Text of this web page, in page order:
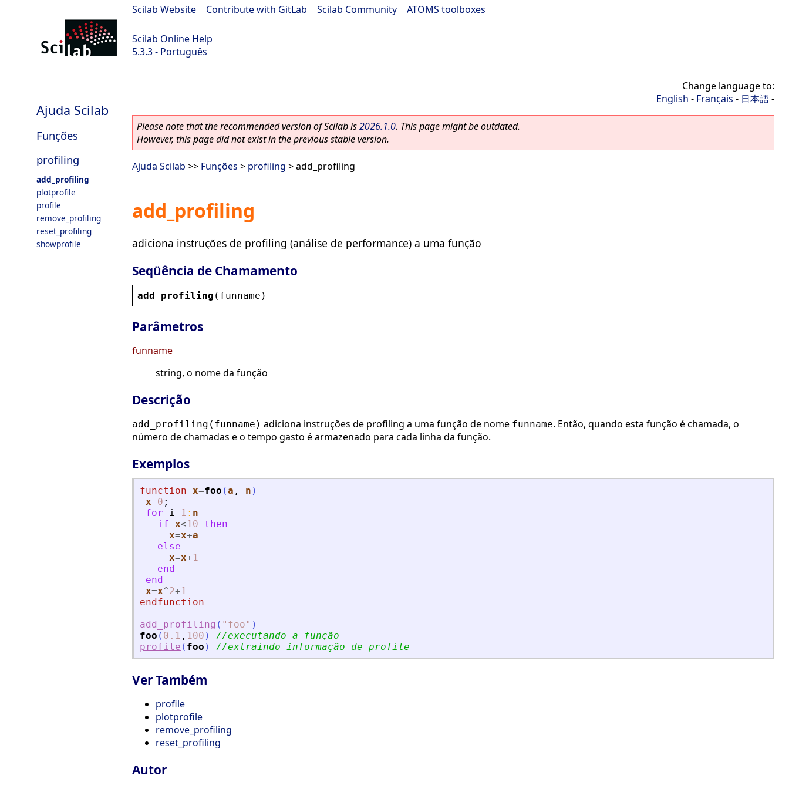
Scilab Website Contribute with GitLab Scilab Community ATOMS toolboxes
Scilab Online Help
5.3.3 - Português
Ajuda Scilab
Funções
profiling
add_profiling
plotprofile
profile
remove_profiling
reset_profiling
showprofile
Change language to:
English - Français - 日本語-
Please note that the recommended version of Scilab is2026.1.0. This page might be outdated.
However, this page did not exist in the previous stable version.
Ajuda Scilab >> Funções > profiling > add_profiling
add_profiling
adiciona instruções de profiling (análise de performance) a uma função
Seqüência de Chamamento
add_profiling ( funname )
Parâmetros
funname
string, o nome da função
Descrição
add_profiling(funname) adiciona instruções de profiling a uma função de nome funname. Então, quando esta função é chamada, o
número de chamadas e o tempo gasto é armazenado para cada linha da função.
Exemplos
function x=foo (a , n )
x=0 ;
for
i=1 : n
if x<10
then
x=x+a
else
x=x+1
end
end
x=x^2+1
endfunction
add_profiling ( " foo" )
foo ( 0.1 , 100 )
//executando a função
profile ( foo ) //extraindo informação de profile
Ver Também
profile
plotprofile
remove_profiling
reset_profiling
Autor